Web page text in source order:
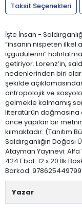
Taksit Seçenekleri
İşte İnsan -
“insanın nispeten
içgüdülerini”
getiriyor. Lorenz’in,
nedenlerinden biri
şekilde
antropolojik ve
gelmekle kalmamış
literatürün doğmasına
önce yapılan bir
kılmaktadır. (Tanıtım
Saldırganlığın
Atayman Yayınevi: Alfa
424 Ebat: 12 x 20 İlk
Barkod:
Yazar